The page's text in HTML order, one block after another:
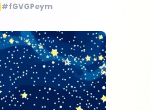
#fGVGPeym